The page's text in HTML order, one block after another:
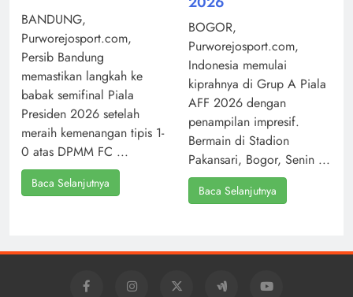
BANDUNG,
Purworejosport.com,
Persib Bandung
memastikan langkah ke
babak semifinal Piala
Presiden 2026 setelah
meraih kemenangan tipis 1-
0 atas DPMM FC ...
Baca Selanjutnya
BOGOR,
Purworejosport.com,
Indonesia memulai
kiprahnya di Grup A Piala
AFF 2026 dengan
penampilan impresif.
Bermain di Stadion
Pakansari, Bogor, Senin ...
Baca Selanjutnya